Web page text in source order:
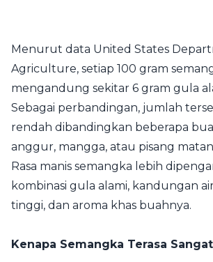
Menurut data United States
Agriculture, setiap 100 gram
mengandung sekitar 6 gram gula
Sebagai perbandingan, jumlah
rendah dibandingkan beberapa
anggur, mangga, atau pisang
Rasa manis semangka lebih
kombinasi gula alami, kandungan
tinggi, dan aroma khas buahnya.
Kenapa Semangka Terasa